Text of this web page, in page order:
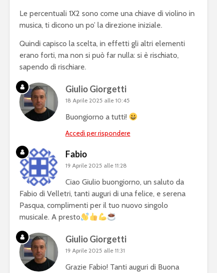
Le percentuali 1X2 sono come una chiave di violino in
musica, ti dicono un po’ la direzione iniziale.
Quindi capisco la scelta, in effetti gli altri elementi
erano forti, ma non si può far nulla: si è rischiato,
sapendo di rischiare.
Giulio Giorgetti
18 Aprile 2025 alle 10:45
Buongiorno a tutti!
Accedi per rispondere
Fabio
19 Aprile 2025 alle 11:28
Ciao Giulio buongiorno, un saluto da
Fabio di Velletri, tanti auguri di una felice, e serena
Pasqua, complimenti per il tuo nuovo singolo
musicale. A presto
Giulio Giorgetti
19 Aprile 2025 alle 11:31
Grazie Fabio! Tanti auguri di Buona